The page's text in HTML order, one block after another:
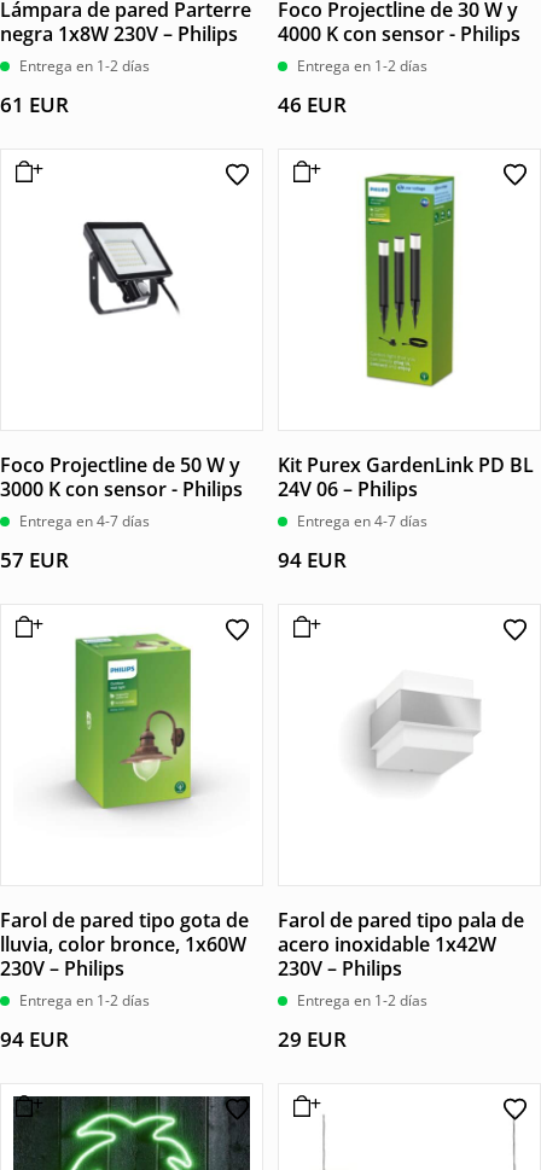
Lámpara de pared Parterre
negra 1x8W 230V – Philips
Entrega en 1-2 días
61 EUR
Foco Projectline de 30 W y
4000 K con sensor - Philips
Entrega en 1-2 días
46 EUR
Foco Projectline de 50 W y
3000 K con sensor - Philips
Entrega en 4-7 días
57 EUR
Kit Purex GardenLink PD BL
24V 06 – Philips
Entrega en 4-7 días
94 EUR
Farol de pared tipo gota de
lluvia, color bronce, 1x60W
230V – Philips
Entrega en 1-2 días
94 EUR
Farol de pared tipo pala de
acero inoxidable 1x42W
230V – Philips
Entrega en 1-2 días
29 EUR